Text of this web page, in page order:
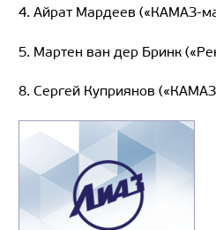
4. Айрат Мардеев («КАМАЗ-
5. Мартен ван дер Бринк
8. Сергей Куприянов